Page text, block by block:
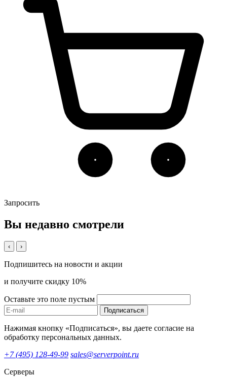
Запросить
Вы недавно смотрели
‹ ›
Подпишитесь на новости и акции
и получите скидку 10%
Оставьте это поле пустым
Подписаться
Нажимая кнопку «Подписаться», вы даете согласие на
обработку персональных данных.
+7 (495) 128-49-99 sales@serverpoint.ru
Серверы